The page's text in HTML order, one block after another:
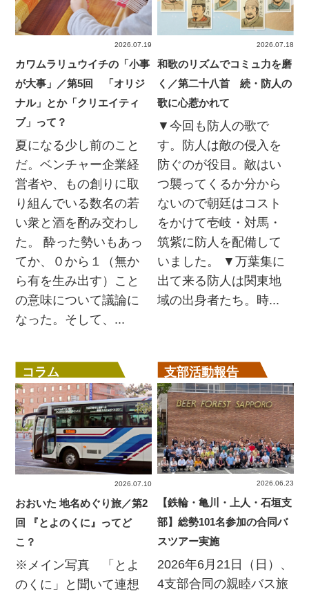
2026.07.19
カワムラリュウイチの「小事
が大事」／第5回 「オリジ
ナル」とか「クリエイティ
ブ」って？
夏になる少し前のこと
だ。ベンチャー企業経
営者や、もの創りに取
り組んでいる数名の若
い衆と酒を酌み交わし
た。 酔った勢いもあっ
てか、０から１（無か
ら有を生み出す）こと
の意味について議論に
なった。そして、...
2026.07.18
和歌のリズムでコミュ力を磨
く／第二十八首 続・防人の
歌に心惹かれて
▼今回も防人の歌で
す。防人は敵の侵入を
防ぐのが役目。敵はい
つ襲ってくるか分から
ないので朝廷はコスト
をかけて壱岐・対馬・
筑紫に防人を配備して
いました。 ▼万葉集に
出て来る防人は関東地
域の出身者たち。時...
コラム
2026.07.10
おおいた 地名めぐり旅／第2
回 『とよのくに』ってど
こ？
※メイン写真 「とよ
のくに」と聞いて連想
支部活動報告
2026.06.23
【鉄輪・亀川・上人・石垣支
部】総勢101名参加の合同バ
スツアー実施
2026年6月21日（日）、
4支部合同の親睦バス旅